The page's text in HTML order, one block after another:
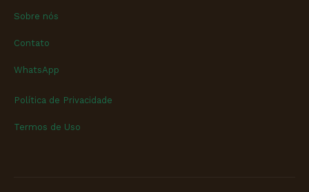
Sobre nós
Contato
WhatsApp
Política de Privacidade
Termos de Uso